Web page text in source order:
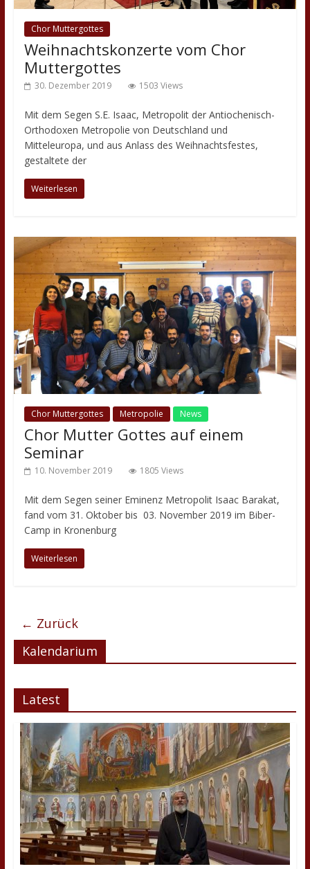
Chor Muttergottes
Weihnachtskonzerte vom Chor
Muttergottes
30. Dezember 2019 1503 Views
Mit dem Segen S.E. Isaac, Metropolit der Antiochenisch-
Orthodoxen Metropolie von Deutschland und
Mitteleuropa, und aus Anlass des Weihnachtsfestes,
gestaltete der
Weiterlesen
Chor Muttergottes Metropolie News
Chor Mutter Gottes auf einem
Seminar
10. November 2019 1805 Views
Mit dem Segen seiner Eminenz Metropolit Isaac Barakat,
fand vom 31. Oktober bis 03. November 2019 im Biber-
Camp in Kronenburg
Weiterlesen
← Zurück
Kalendarium
Latest